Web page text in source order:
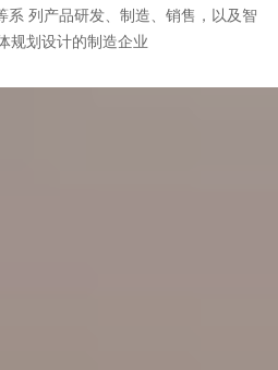
系 列产品研发、制造、销售，以及智
规划设计的制造企业